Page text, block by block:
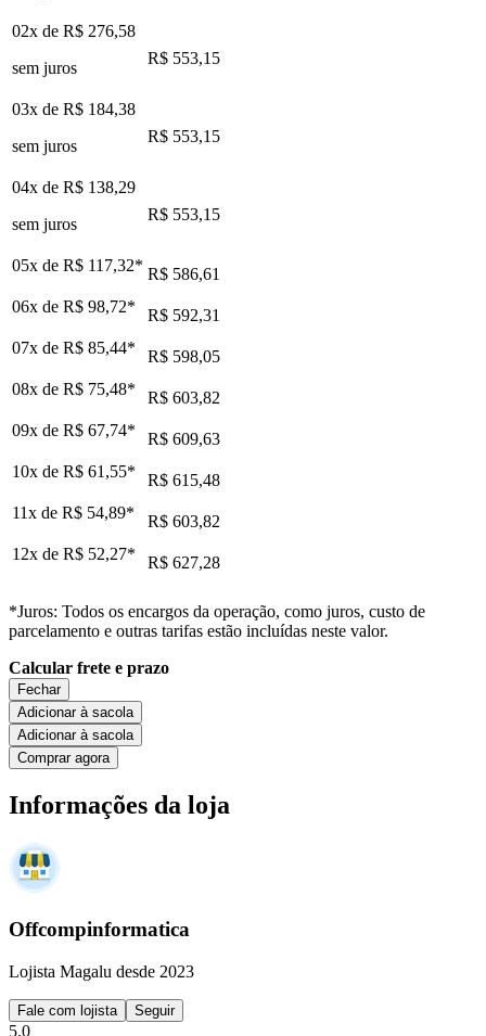
02x de R$ 276,58
sem juros
R$ 553,15
03x de R$ 184,38
sem juros
R$ 553,15
04x de R$ 138,29
sem juros
R$ 553,15
05x de R$ 117,32* R$ 586,61
06x de R$ 98,72*
R$ 592,31
07x de R$ 85,44*
R$ 598,05
08x de R$ 75,48*
R$ 603,82
09x de R$ 67,74*
R$ 609,63
10x de R$ 61,55*
R$ 615,48
11x de R$ 54,89*
R$ 603,82
12x de R$ 52,27* R$ 627,28
*Juros: Todos os encargos da operação, como juros, custo de
parcelamento e outras tarifas estão incluídas neste valor.
Calcular frete e prazo
Fechar
Adicionar à sacola
Adicionar à sacola
Comprar agora
Informações da loja
Offcompinformatica
Lojista Magalu desde 2023
Fale com lojista Seguir
5.0